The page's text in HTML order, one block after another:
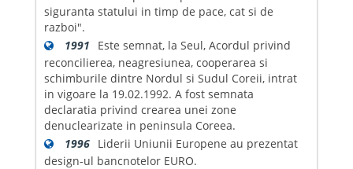
siguranta statului in timp de pace, cat si de
razboi".
1991
Este semnat, la Seul, Acordul privind
reconcilierea, neagresiunea, cooperarea si
schimburile dintre Nordul si Sudul Coreii, intrat
in vigoare la 19.02.1992. A fost semnata
declaratia privind crearea unei zone
denuclearizate in peninsula Coreea.
1996 Liderii Uniunii Europene au prezentat
design-ul bancnotelor EURO.